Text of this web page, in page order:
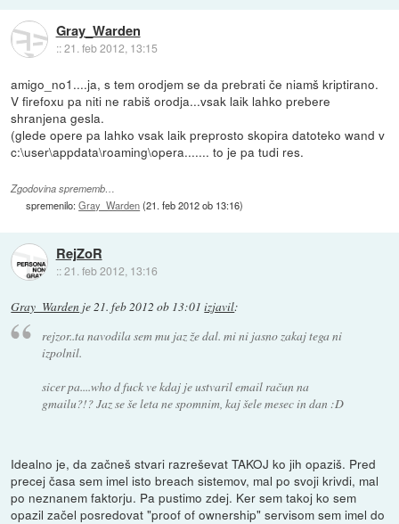
Gray_Warden
::21. feb 2012, 13:15
amigo_no1....ja, s tem orodjem se da prebrati če niamš kriptirano.
V firefoxu pa niti ne rabiš orodja...vsak laik lahko prebere
shranjena gesla.
(glede opere pa lahko vsak laik preprosto skopira datoteko wand v
c:\user\appdata\roaming\opera....... to je pa tudi res.
Zgodovina sprememb…
spremenilo:Gray_Warden(21. feb 2012 ob 13:16)
RejZoR
::21. feb 2012, 13:16
Gray_Warden je 21. feb 2012 ob 13:01 izjavil:
rejzor..ta navodila sem mu jaz že dal. mi ni jasno zakaj tega ni
izpolnil.
sicer pa....who d fuck ve kdaj je ustvaril email račun na
gmailu?!? Jaz se še leta ne spomnim, kaj šele mesec in dan :D
Idealno je, da začneš stvari razreševat TAKOJ ko jih opaziš. Pred
precej časa sem imel isto breach sistemov, mal po svoji krivdi, mal
po neznanem faktorju. Pa pustimo zdej. Ker sem takoj ko sem
opazil začel posredovat "proof of ownership" servisom sem imel do